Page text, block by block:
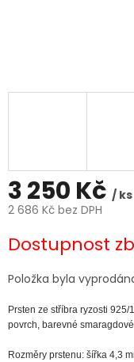
3 250 Kč / ks
2 686 Kč bez DPH
cena:
Dostupnost
Položka byla
Prsten ze stříbra ryzosti 925/
povrch, barevné
Rozměry prstenu: šířka 4,3